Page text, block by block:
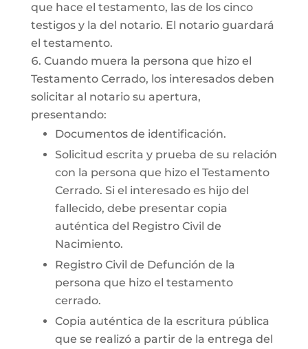
que hace el testamento, las de los cinco
testigos y la del notario. El notario guardará
el testamento.
Cuando muera la persona que hizo el
Testamento Cerrado, los interesados deben
solicitar al notario su apertura,
presentando:
Documentos de identificación.
Solicitud escrita y prueba de su relación
con la persona que hizo el Testamento
Cerrado. Si el interesado es hijo del
fallecido, debe presentar copia
auténtica del Registro Civil de
Nacimiento.
Registro Civil de Defunción de la
persona que hizo el testamento
cerrado.
Copia auténtica de la escritura pública
que se realizó a partir de la entrega del